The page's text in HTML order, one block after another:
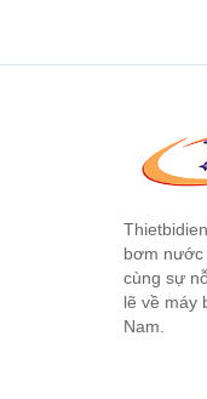
bơm nước
cùng sự
lẽ về máy
Nam.